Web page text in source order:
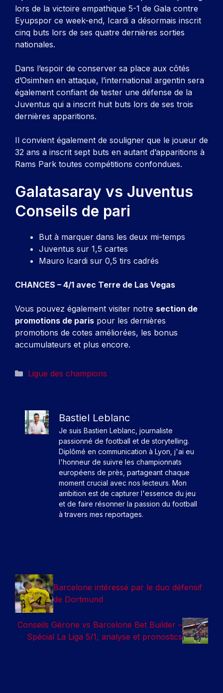
lors de la victoire empathique 5-1 de Gala contre
Eyupspor ce week-end, Icardi a désormais inscrit
cinq buts lors de ses quatre dernières sorties
nationales.
Dans l’espoir de conserver sa place aux côtés
d’Osimhen en attaque, l’international argentin sera
également confiant de tester une défense de la
Juventus qui a inscrit huit buts lors de ses trois
dernières apparitions.
Il convient également de souligner que le joueur de
32 ans a inscrit sept buts en autant d’apparitions à
Rams Park toutes compétitions confondues.
Galatasaray vs Juventus
Conseils de pari
But à marquer dans les deux mi-temps
Juventus sur 1,5 cartes
Mauro Icardi sur 0,5 tirs cadrés
CHANCES – 4/1 avec Terre de Las Vegas
Vous pouvez également visiter notre section de
promotions de paris pour les dernières
promotions de cotes améliorées, les bonus
accumulateurs et plus encore.
Catégories
Ligue des champions
Bastiel Leblanc
Je suis Bastien Leblanc, journaliste
passionné de football et de storytelling.
Diplômé en communication à Lyon, j'ai eu
l'honneur de suivre les championnats
européens de près, partageant chaque
moment crucial avec nos lecteurs. Mon
ambition est de capturer l'essence du jeu
et de faire résonner la passion du football
à travers mes reportages.
Barcelone intéressé par le duo défensif
de Dortmund
Conseils Gérone vs Barcelone Bet Builder –
Spécial La Liga 5/1, analyse et pronostics